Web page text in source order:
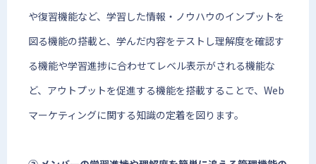
や復習機能など、学習した情報・ノウハウのインプットを
図る機能の搭載と、学んだ内容をテストし理解度を確認す
る機能や学習進捗に合わせてレベル表示がされる機能な
ど、アウトプットを促進する機能を搭載することで、Web
マーケティングに関する知識の定着を図ります。